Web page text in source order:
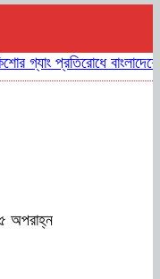
গ্যাং প্রতিরোধে
অপরাহ্ন